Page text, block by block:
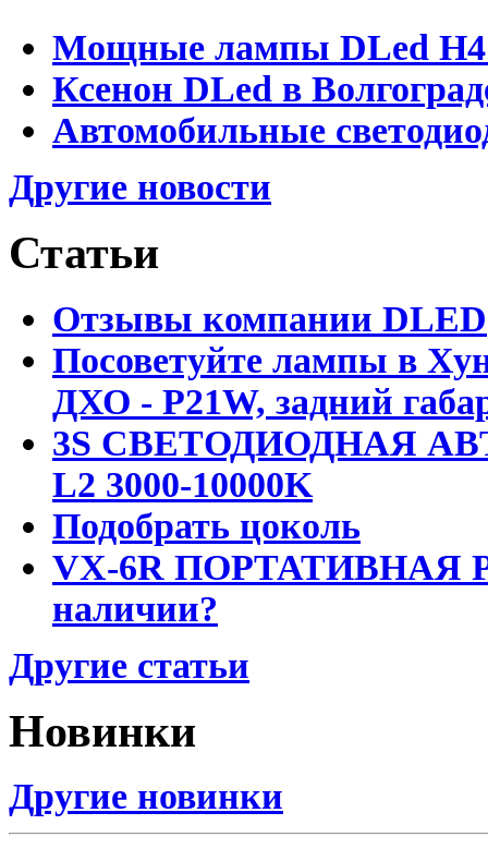
Мощные лампы DLed H4
Ксенон DLed в
Автомобильные
Другие новости
Статьи
Отзывы компании DLED
Посоветуйте лампы в
ДХО - P21W, задний
3S СВЕТОДИОДНАЯ
L2 3000-10000K
Подобрать цоколь
VX-6R ПОРТАТИВНАЯ
наличии?
Другие статьи
Новинки
Другие новинки